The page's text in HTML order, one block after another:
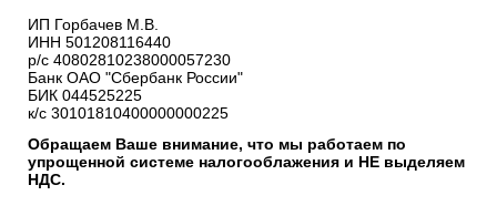
ИП Горбачев М.В.
ИНН 501208116440
р/с 40802810238000057230
Банк ОАО "Сбербанк России"
БИК 044525225
к/с 30101810400000000225
Обращаем Ваше внимание, что мы работаем по
упрощенной системе налогооблажения и НЕ выделяем
НДС.